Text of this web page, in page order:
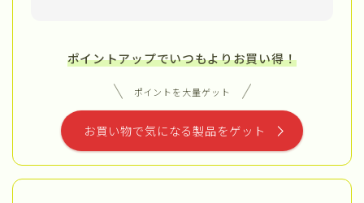
ポイントアップでいつもよりお買い得！
ポイントを大量ゲット
お買い物で気になる製品をゲット